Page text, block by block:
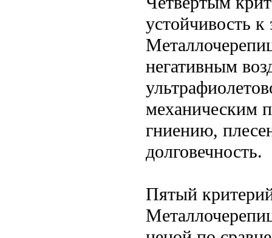
устойчивость
негативным
механическим
гниению,
долговечность.
Пятый